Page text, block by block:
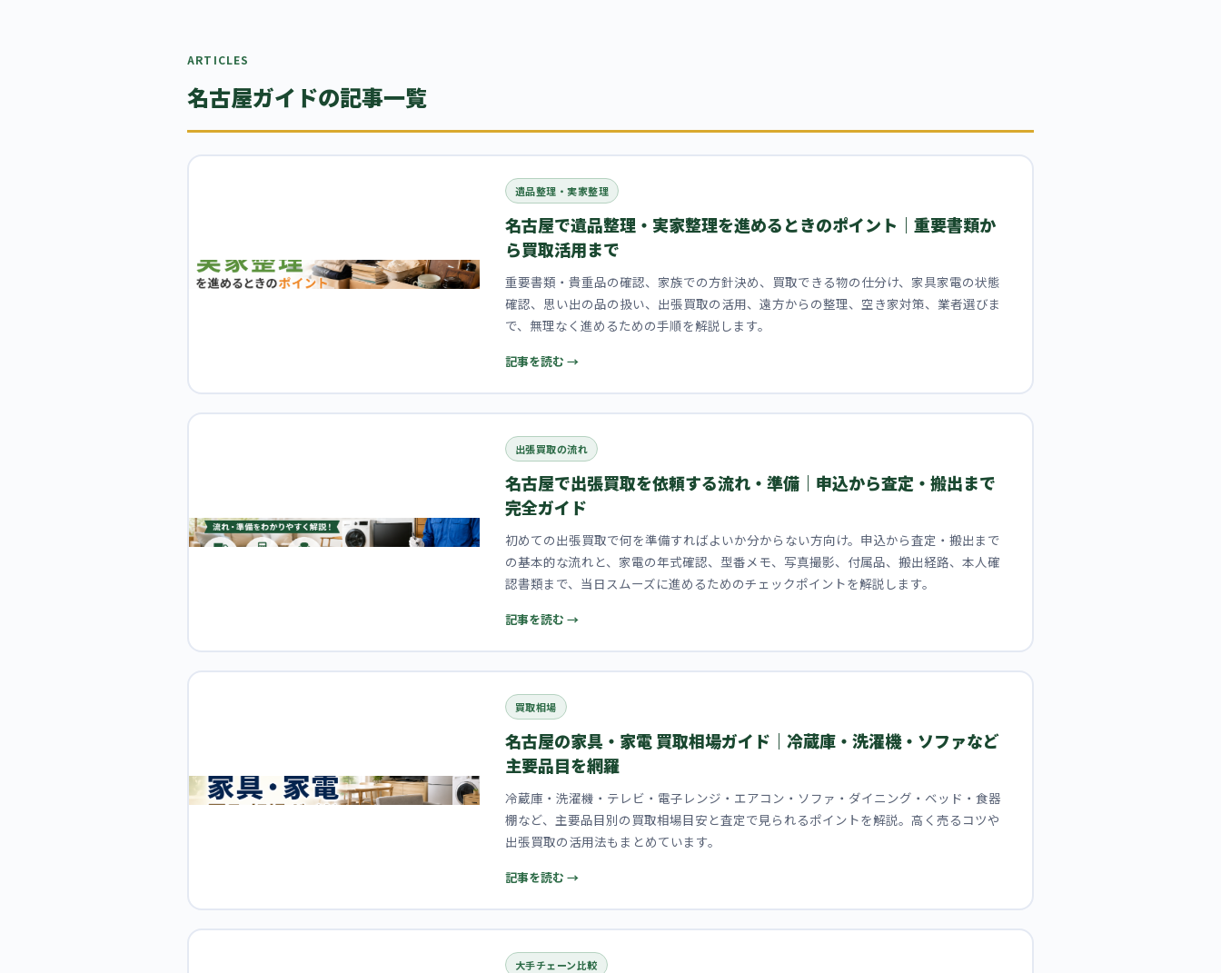
ARTICLES
名古屋ガイドの記事一覧
遺品整理・実家整理
名古屋で遺品整理・実家整理を進めるときのポイント｜重要書類か
ら買取活用まで
重要書類・貴重品の確認、家族での方針決め、買取できる物の仕分け、家具家電の状態
確認、思い出の品の扱い、出張買取の活用、遠方からの整理、空き家対策、業者選びま
で、無理なく進めるための手順を解説します。
記事を読む →
出張買取の流れ
名古屋で出張買取を依頼する流れ・準備｜申込から査定・搬出まで
完全ガイド
初めての出張買取で何を準備すればよいか分からない方向け。申込から査定・搬出まで
の基本的な流れと、家電の年式確認、型番メモ、写真撮影、付属品、搬出経路、本人確
認書類まで、当日スムーズに進めるためのチェックポイントを解説します。
記事を読む →
買取相場
名古屋の家具・家電 買取相場ガイド｜冷蔵庫・洗濯機・ソファなど
主要品目を網羅
冷蔵庫・洗濯機・テレビ・電子レンジ・エアコン・ソファ・ダイニング・ベッド・食器
棚など、主要品目別の買取相場目安と査定で見られるポイントを解説。高く売るコツや
出張買取の活用法もまとめています。
記事を読む →
大手チェーン比較